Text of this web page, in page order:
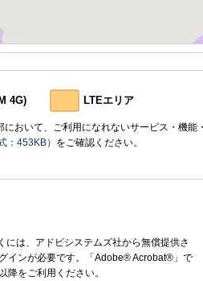
4G) LTEエリア
において、ご利用になれないサービス・機能
：453KB） をご確認ください。
には、アドビシステムズ社から無償提供さ
インが必要です。「Adobe® Acrobat®」で
降をご利用ください。